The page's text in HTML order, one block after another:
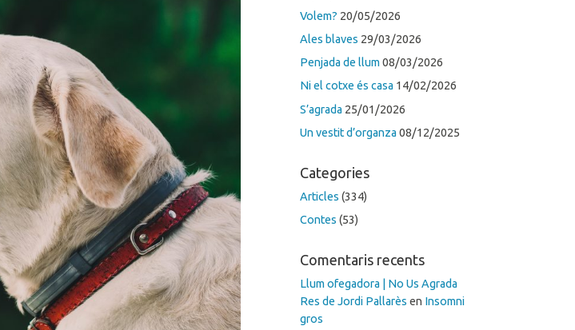
Volem? 20/05/2026
Ales blaves 29/03/2026
Penjada de llum 08/03/2026
Ni el cotxe és casa 14/02/2026
S’agrada 25/01/2026
Un vestit d’organza 08/12/2025
Categories
Articles (334)
Contes (53)
Comentaris recents
Llum ofegadora | No Us Agrada
Res de Jordi Pallarès en Insomni
gros